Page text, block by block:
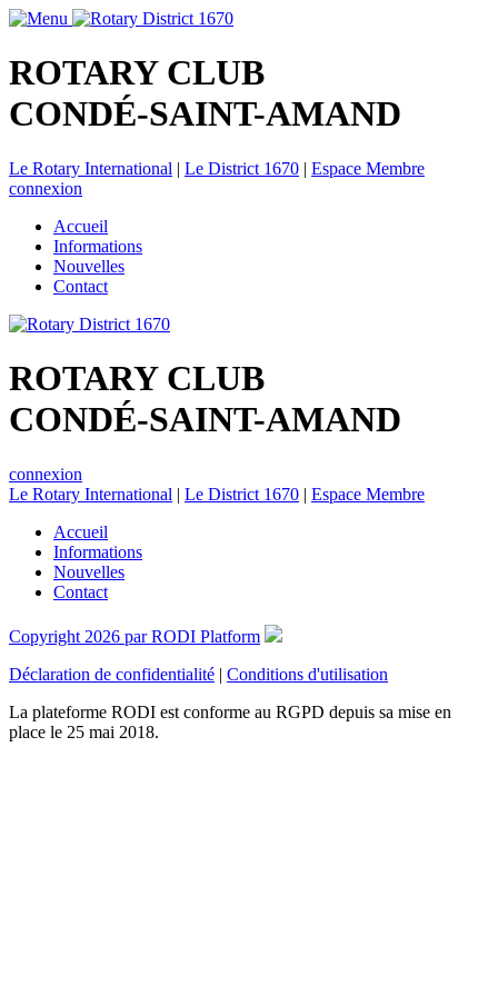
ROTARY CLUB
CONDÉ-SAINT-AMAND
Le Rotary International | Le District 1670 | Espace Membre
connexion
Accueil
Informations
Nouvelles
Contact
ROTARY CLUB
CONDÉ-SAINT-AMAND
connexion
Le Rotary International | Le District 1670 | Espace Membre
Accueil
Informations
Nouvelles
Contact
Copyright 2026 par RODI Platform
Déclaration de confidentialité | Conditions d'utilisation
La plateforme RODI est conforme au RGPD depuis sa mise en
place le 25 mai 2018.